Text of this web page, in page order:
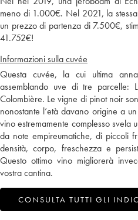
meno di 1.000€. Nel 2021, la
un prezzo di partenza di 7.500€,
41.752€!
Informazioni sulla cuvée
Questa cuvée, la cui ultima
assemblando uve di tre parcelle:
Colombière. Le vigne di pinot noir
nonostante l’età davano origine a
vino estremamente complesso svela
da note empireumatiche, di piccoli
densità, corpo, freschezza e
Questo ottimo vino migliorerà
vostra cantina.
CONSULTA TUTTI GLI